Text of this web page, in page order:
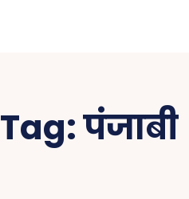
Tag:पंजाबी